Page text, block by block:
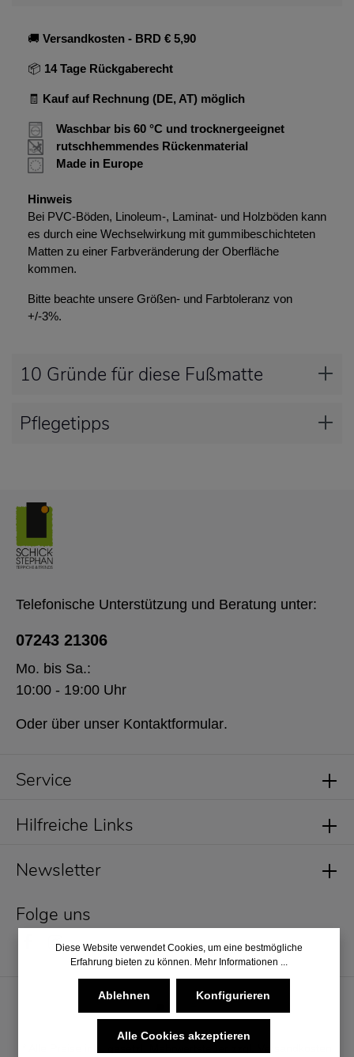
🚚 Versandkosten - BRD € 5,90
📦 14 Tage Rückgaberecht
🧾 Kauf auf Rechnung (DE, AT) möglich
Waschbar bis 60 °C und trocknergeeignet
rutschhemmendes Rückenmaterial
Made in Europe
Hinweis
Bei PVC-Böden, Linoleum-, Laminat- und Holzböden kann
es durch eine Wechselwirkung mit gummibeschichteten
Matten zu einer Farbveränderung der Oberfläche
kommen.
Bitte beachte unsere Größen- und Farbtoleranz von
+/-3%.
10 Gründe für diese Fußmatte
Pflegetipps
Service
Newsletter
Folge uns
Telefonische Unterstützung und Beratung unter:
07243 21306
Mo. bis Sa.:
10:00 - 19:00 Uhr
Oder über unser Kontaktformular.
Hilfreiche Links
Diese Website verwendet Cookies, um eine bestmögliche
Erfahrung bieten zu können. Mehr Informationen ...
Ablehnen Konfigurieren
Alle Cookies akzeptieren